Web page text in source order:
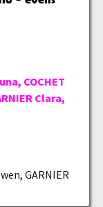
COCHET
Clara,
GARNIER